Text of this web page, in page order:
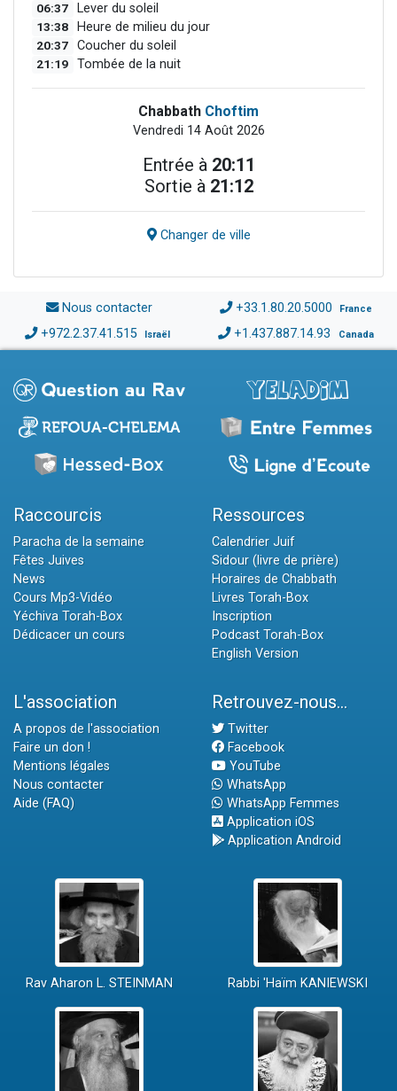
06:37 Lever du soleil
13:38 Heure de milieu du jour
20:37 Coucher du soleil
21:19 Tombée de la nuit
Chabbath Choftim
Vendredi 14 Août 2026
Entrée à 20:11
Sortie à 21:12
Changer de ville
Nous contacter +33.1.80.20.5000 France
+972.2.37.41.515 Israël +1.437.887.14.93 Canada
Raccourcis
Paracha de la semaine
Fêtes Juives
News
Cours Mp3-Vidéo
Yéchiva Torah-Box
Dédicacer un cours
Ressources
Calendrier Juif
Sidour (livre de prière)
Horaires de Chabbath
Livres Torah-Box
Inscription
Podcast Torah-Box
English Version
L'association
A propos de l'association
Faire un don !
Mentions légales
Nous contacter
Aide (FAQ)
Retrouvez-nous...
Twitter
Facebook
YouTube
WhatsApp
WhatsApp Femmes
Application iOS
Application Android
Rav Aharon L. STEINMAN Rabbi 'Haïm KANIEWSKI